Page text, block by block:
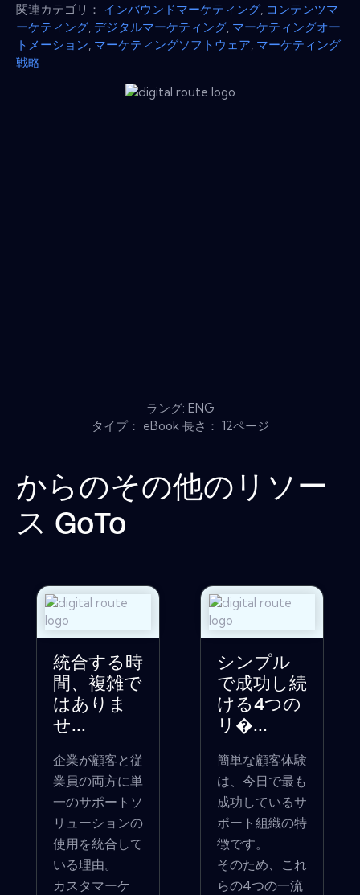
関連カテゴリ： インバウンドマーケティング コンテンツマ
ーケティング デジタルマーケティング マーケティングオー
トメーション マーケティングソフトウェア マーケティング
戦略
ラング: ENG
タイプ： eBook 長さ： 12ページ
からのその他のリソー
ス GoTo
統合する時
間、複雑で
はありま
せ...
企業が顧客と従
業員の両方に単
一のサポートソ
リューションの
使用を統合して
いる理由。
カスタマーケ
シンプル
で成功し続
ける4つの
リ�...
簡単な顧客体験
は、今日で最も
成功しているサ
ポート組織の特
徴です。
そのため、これ
らの4つの一流